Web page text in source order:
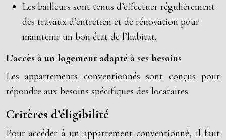
Les bailleurs sont tenus d’effectuer régulièrement
des travaux d’entretien et de rénovation pour
maintenir un bon état de l’habitat.
L’accès à un logement adapté à ses besoins
Les appartements conventionnés sont conçus pour
répondre aux besoins spécifiques des locataires.
Critères d’éligibilité
Pour accéder à un appartement conventionné, il faut